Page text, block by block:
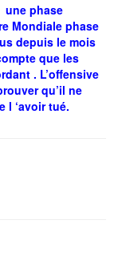
une phase
Mondiale phase
depuis le mois
que les
. L’offensive
qu’il ne
l ‘avoir tué.